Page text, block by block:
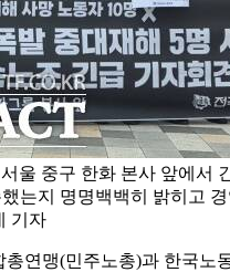
울 중구 한화 본사 앞에서
는지 명명백백히 밝히고
기자
연맹(민주노총)과 한국